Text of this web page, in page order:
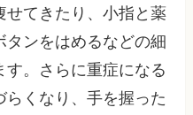
せてきたり、小指と薬
タンをはめるなどの細
。さらに重症になる
らくなり、手を握った